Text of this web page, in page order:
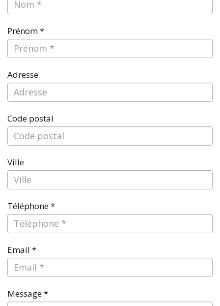
Prénom *
Adresse
Code postal
Ville
Téléphone *
Email *
Message *